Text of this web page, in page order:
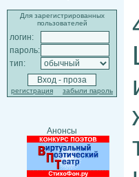
Для зарегистрированных
пользователей
логин:
пароль:
тип:
регистрация забыли пароль
Анонсы